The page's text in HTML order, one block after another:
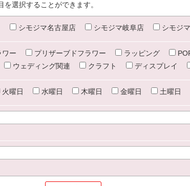
選択することができます。
シモジマ名古屋店 シモジマ岐阜店 シモジ
ワー プリザーブドフラワー ラッピング
ウェディング関連 クラフト ディスプレイ
火曜日 水曜日 木曜日 金曜日 土曜日